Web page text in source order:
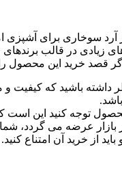
آرد سوخاری برای
زیادی در قالب
قصد خرید این محصول
داشته باشید که کیفیت
محصول توجه کنید این
عرضه می گردد، شما
از خرید آن امتناع کنید.